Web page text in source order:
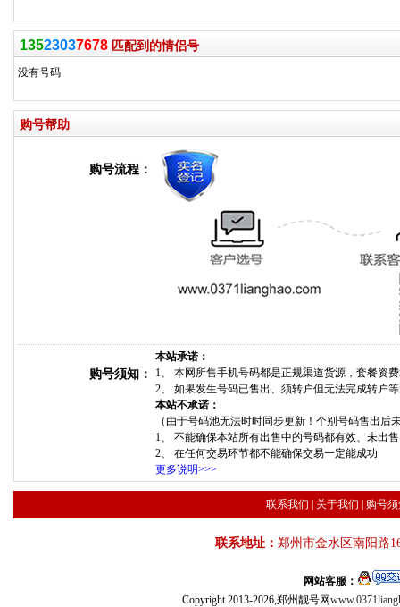
13523037678 匹配到的情侣号
没有号码
购号帮助
购号流程：
购号须知：
本站承诺：
1、 本网所售手机号码都是正规渠道货源，套餐资
2、 如果发生号码已售出、须转户但无法完成转户
本站不承诺：
（由于号码池无法时时同步更新！个别号码售出
1、 不能确保本站所有出售中的号码都有效、未出
2、 在任何交易环节都不能确保交易一定能成功
更多说明>>>
联系我们 关于我们 购号
联系地址： 郑州市金水区南阳路
网站客服：
Copyright 2013-2026,郑州靓号网